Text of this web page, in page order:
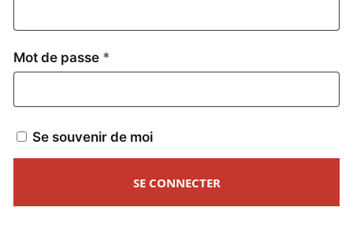
Mot de passe *
Se souvenir de moi
SE CONNECTER